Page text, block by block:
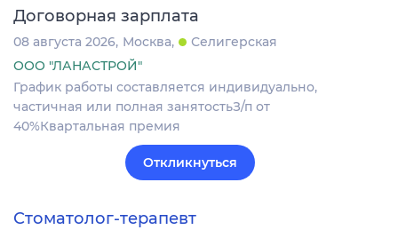
Договорная зарплата
08 августа 2026 Москва
Селигерская
ООО "ЛАНАСТРОЙ"
График работы составляется индивидуально,
частичная или полная занятостьЗ/п от
40%Квартальная премия
Откликнуться
Стоматолог-терапевт